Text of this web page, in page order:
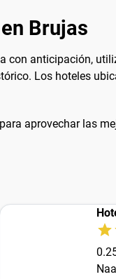
Brujas
con anticipación,
Los hoteles
aprovechar las